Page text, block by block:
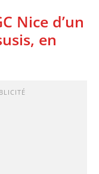
Nice d’un
en